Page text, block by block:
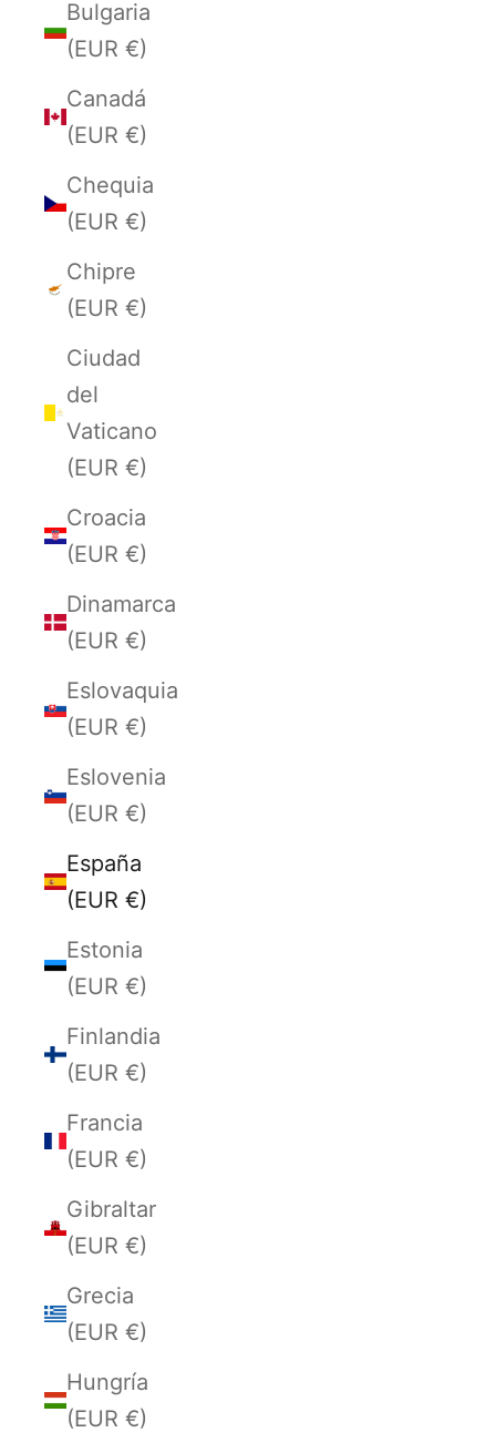
Bulgaria
(EUR €)
Canadá
(EUR €)
Chequia
(EUR €)
Chipre
(EUR €)
Ciudad
del
Vaticano
(EUR €)
Croacia
(EUR €)
Dinamarca
(EUR €)
Eslovaquia
(EUR €)
Eslovenia
(EUR €)
España
(EUR €)
Estonia
(EUR €)
Finlandia
(EUR €)
Francia
(EUR €)
Gibraltar
(EUR €)
Grecia
(EUR €)
Hungría
(EUR €)